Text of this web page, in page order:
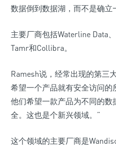
数据倒到数据湖，而不是确立
主要厂商包括Waterline Data
Tamr和Collibra。
Ramesh说，经常出现的第三
希望一个产品就有安全访问的
他们希望一款产品为不同的
全。这也是个新兴领域。”
这个领域的主要厂商是